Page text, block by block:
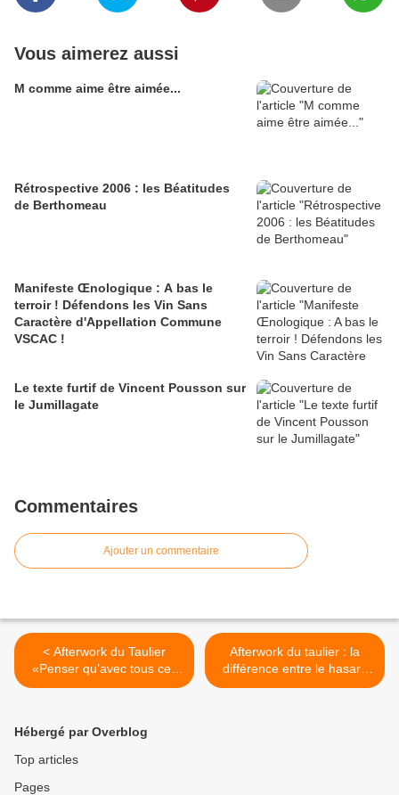
Vous aimerez aussi
M comme aime être aimée...
Rétrospective 2006 : les Béatitudes
de Berthomeau
Manifeste Œnologique : A bas le
terroir ! Défendons les Vin Sans
Caractère d'Appellation Commune
VSCAC !
Le texte furtif de Vincent Pousson sur
le Jumillagate
Commentaires
Ajouter un commentaire
< Afterwork du Taulier
«Penser qu’avec tous ces
personnages intéressants
!»
Afterwork du taulier : la
différence entre le hasard
et Claude Allègre vue par
Hébergé par Overblog
Top articles
Pages